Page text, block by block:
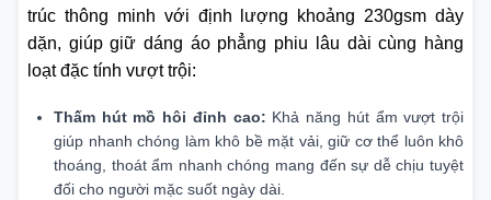
trúc thông minh với định lượng khoảng 230gsm dày
dặn, giúp giữ dáng áo phẳng phiu lâu dài cùng hàng
loạt đặc tính vượt trội:
Thấm hút mồ hôi đỉnh cao: Khả năng hút ẩm vượt trội
giúp nhanh chóng làm khô bề mặt vải, giữ cơ thể luôn khô
thoáng, thoát ẩm nhanh chóng mang đến sự dễ chịu tuyệt
đối cho người mặc suốt ngày dài.